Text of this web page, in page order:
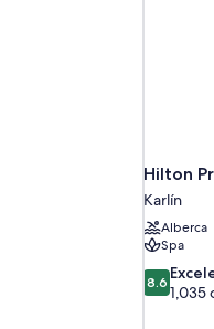
Hilton
Karlín
Alberca
Spa
8.6
de
8.6
1,035